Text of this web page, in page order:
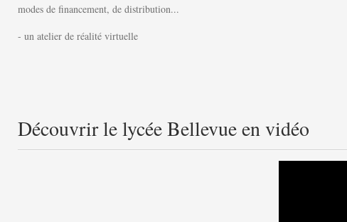
modes de financement, de distribution...
- un atelier de réalité virtuelle
Découvrir le lycée Bellevue en vidéo